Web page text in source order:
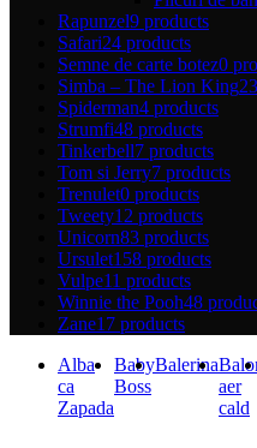
Rapunzel9 products
Safari24 products
Semne de carte botez0
Simba – The Lion King
Spiderman4 products
Strumfi48 products
Tinkerbell7 products
Tom si Jerry7 products
Trenulet0 products
Tweety12 products
Unicorn83 products
Ursulet158 products
Vulpe11 products
Winnie the Pooh48
Zane17 products
Alba
ca
Zapada
Baby
Boss
Balerina
aer
cald